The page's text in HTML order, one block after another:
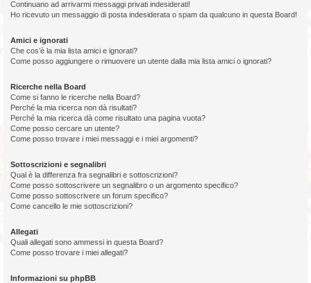
Continuano ad arrivarmi messaggi privati indesiderati!
Ho ricevuto un messaggio di posta indesiderata o spam da qualcuno in questa Board!
Amici e ignorati
Che cos’è la mia lista amici e ignorati?
Come posso aggiungere o rimuovere un utente dalla mia lista amici o ignorati?
Ricerche nella Board
Come si fanno le ricerche nella Board?
Perché la mia ricerca non dà risultati?
Perché la mia ricerca dà come risultato una pagina vuota?
Come posso cercare un utente?
Come posso trovare i miei messaggi e i miei argomenti?
Sottoscrizioni e segnalibri
Qual è la differenza fra segnalibri e sottoscrizioni?
Come posso sottoscrivere un segnalibro o un argomento specifico?
Come posso sottoscrivere un forum specifico?
Come cancello le mie sottoscrizioni?
Allegati
Quali allegati sono ammessi in questa Board?
Come posso trovare i miei allegati?
Informazioni su phpBB